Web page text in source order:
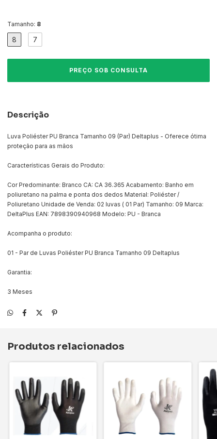
Tamanho: 8
8 7
Descrição
Luva Poliéster PU Branca Tamanho 09 (Par) Deltaplus - Oferece ótima
proteção para as mãos
Características Gerais do Produto:
Cor Predominante: Branco CA: CA 36.365 Acabamento: Banho em
poliuretano na palma e ponta dos dedos Material: Poliéster /
Poliuretano Unidade de Venda: 02 luvas ( 01 Par) Tamanho: 09 Marca:
DeltaPlus EAN: 7898390940968 Modelo: PU - Branca
Acompanha o produto:
01 - Par de Luvas Poliéster PU Branca Tamanho 09 Deltaplus
Garantia:
3 Meses
Produtos relacionados